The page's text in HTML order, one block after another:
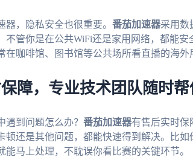
器，隐私安全也很重要。 番茄加速器采用数
不管你是在公共WiFi还是家用网络，都能
在咖啡馆、图书馆等公共场所看直播的海外
障，专业技术团队随时帮
遇到问题怎么办？ 番茄加速器有售后实时保
顿还是其他问题，都能快速得到解决。比
能马上处理，不耽误你看比赛的关键环节。